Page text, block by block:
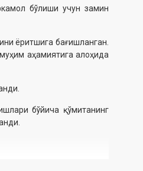
бўлиши учун замин
ёритшига бағишланган.
аҳамиятига алоҳида
бўйича қўмитанинг